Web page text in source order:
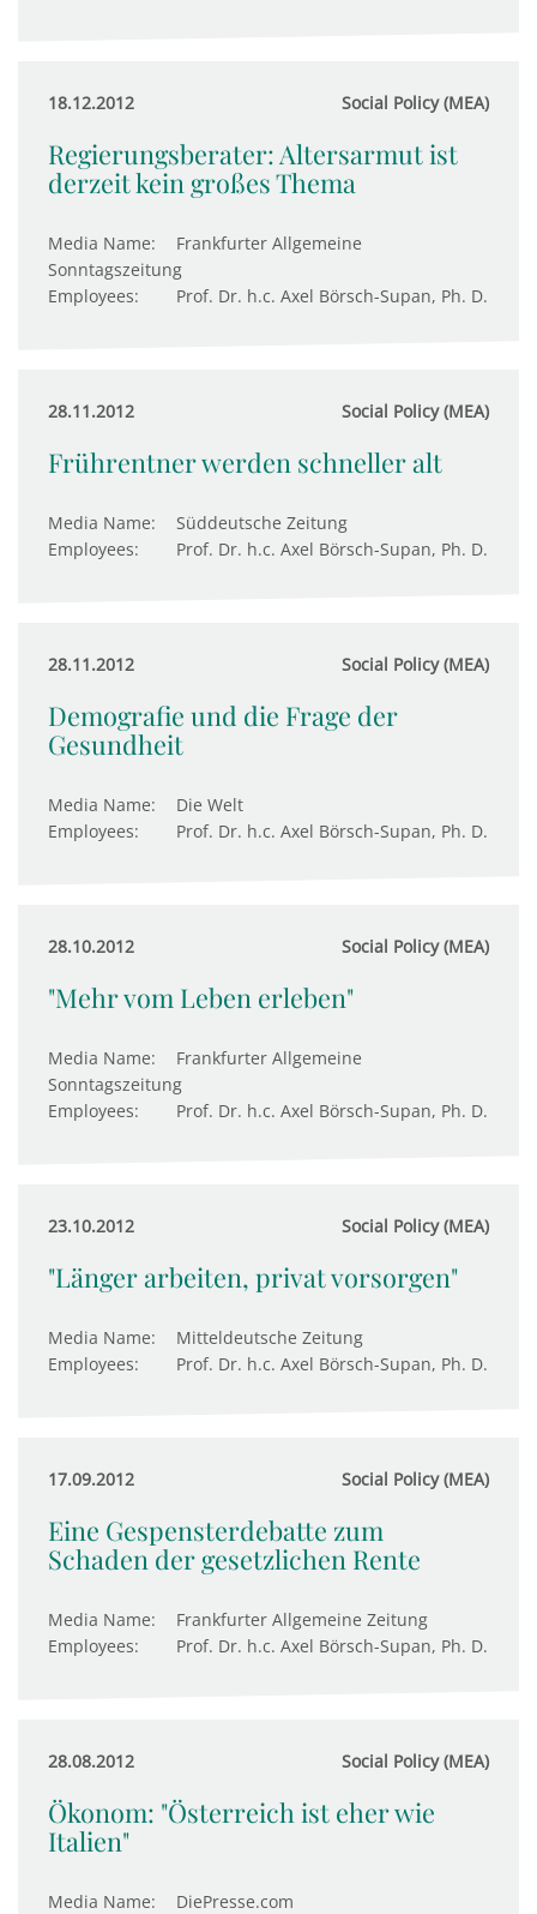
18.12.2012 Social Policy (MEA)
Regierungsberater: Altersarmut ist
derzeit kein großes Thema
Media Name:
Frankfurter Allgemeine
Sonntagszeitung
Employees:
Prof. Dr. h.c. Axel Börsch-Supan, Ph. D.
28.11.2012 Social Policy (MEA)
Frührentner werden schneller alt
Media Name:
Süddeutsche Zeitung
Employees:
Prof. Dr. h.c. Axel Börsch-Supan, Ph. D.
28.11.2012 Social Policy (MEA)
Demografie und die Frage der
Gesundheit
Media Name:
Die Welt
Employees:
Prof. Dr. h.c. Axel Börsch-Supan, Ph. D.
28.10.2012 Social Policy (MEA)
"Mehr vom Leben erleben"
Media Name:
Frankfurter Allgemeine
Sonntagszeitung
Employees:
Prof. Dr. h.c. Axel Börsch-Supan, Ph. D.
23.10.2012 Social Policy (MEA)
"Länger arbeiten, privat vorsorgen"
Media Name:
Mitteldeutsche Zeitung
Employees:
Prof. Dr. h.c. Axel Börsch-Supan, Ph. D.
17.09.2012 Social Policy (MEA)
Eine Gespensterdebatte zum
Schaden der gesetzlichen Rente
Media Name:
Frankfurter Allgemeine Zeitung
Employees:
Prof. Dr. h.c. Axel Börsch-Supan, Ph. D.
28.08.2012 Social Policy (MEA)
Ökonom: "Österreich ist eher wie
Italien"
Media Name:
DiePresse.com